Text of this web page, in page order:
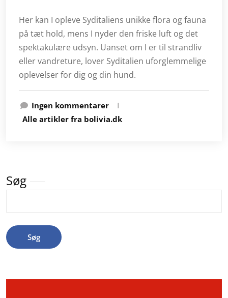
Her kan I opleve Syditaliens unikke flora og fauna
på tæt hold, mens I nyder den friske luft og det
spektakulære udsyn. Uanset om I er til strandliv
eller vandreture, lover Syditalien uforglemmelige
oplevelser for dig og din hund.
Ingen kommentarer
I
Alle artikler fra bolivia.dk
Søg
Søg